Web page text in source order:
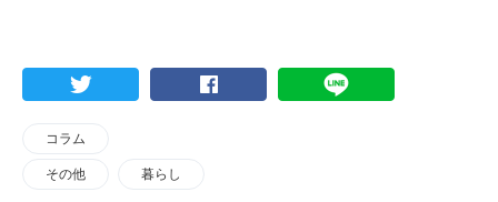
コラム
その他 暮らし